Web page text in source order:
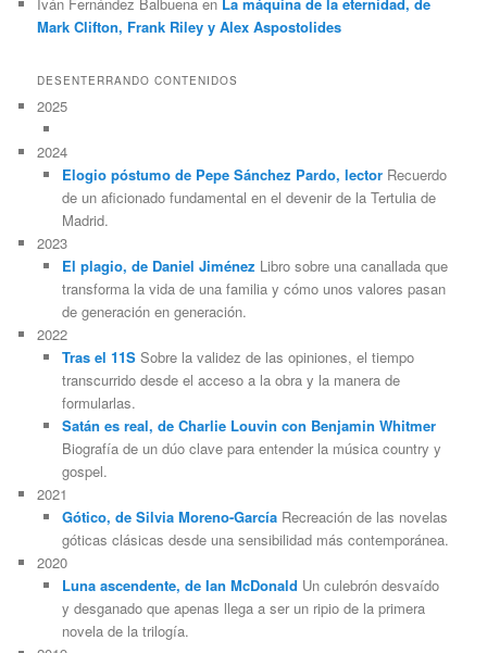
Mark Clifton, Frank Riley y Alex Aspostolides
DESENTERRANDO CONTENIDOS
2025
2024
Elogio póstumo de Pepe Sánchez Pardo, lectorRecuerdo
de un aficionado fundamental en el devenir de la Tertulia de
Madrid.
2023
El plagio, de Daniel Jiménez Libro sobre una canallada que
transforma la vida de una familia y cómo unos valores pasan
de generación en generación.
2022
Tras el 11SSobre la validez de las opiniones, el tiempo
transcurrido desde el acceso a la obra y la manera de
formularlas.
Satán es real, de Charlie Louvin con Benjamin Whitmer
Biografía de un dúo clave para entender la música country y
gospel.
2021
Gótico, de Silvia Moreno-GarcíaRecreación de las novelas
góticas clásicas desde una sensibilidad más contemporánea.
2020
Luna ascendente, de Ian McDonald Un culebrón desvaído
y desganado que apenas llega a ser un ripio de la primera
novela de la trilogía.